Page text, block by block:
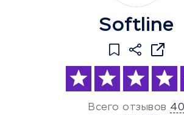
Softline
Всего отзывов 40